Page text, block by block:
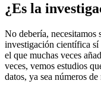
¿Es la
No debería, necesitamos
investigación científica sí
el que muchas veces
veces, vemos estudios
datos, ya sea números